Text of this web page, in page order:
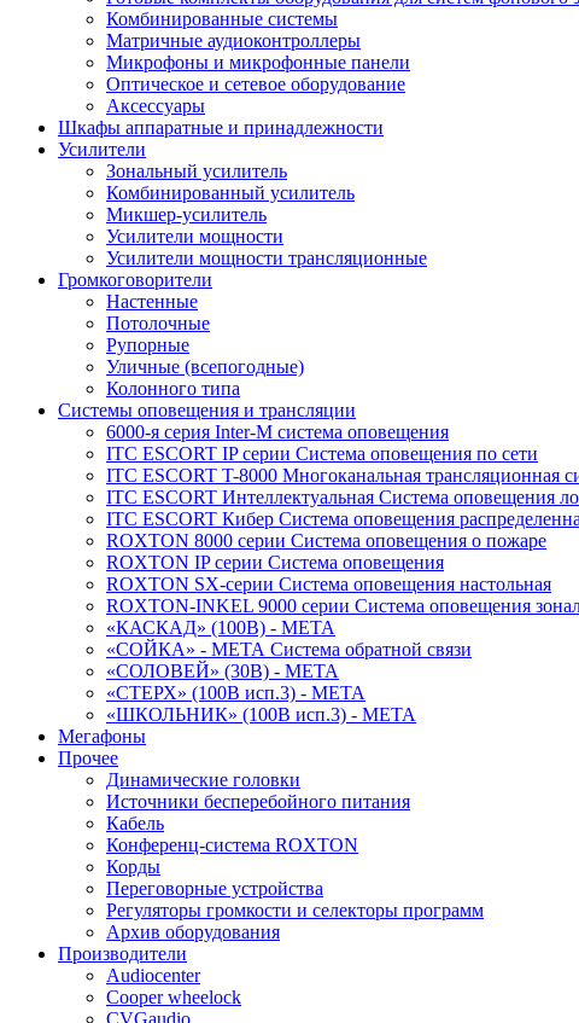
Комбинированные системы
Матричные аудиоконтроллеры
Микрофоны и микрофонные панели
Оптическое и сетевое оборудование
Аксессуары
Шкафы аппаратные и принадлежности
Усилители
Зональный усилитель
Комбинированный усилитель
Микшер-усилитель
Усилители мощности
Усилители мощности трансляционные
Громкоговорители
Настенные
Потолочные
Рупорные
Уличные (всепогодные)
Колонного типа
Системы оповещения и трансляции
6000-я серия Inter-M система оповещения
ITC ESCORT IP серии Система оповещения по сети
ITC ESCORT T-8000 Многоканальная трансляционная
ITC ESCORT Интеллектуальная Система оповещения
ITC ESCORT Кибер Система оповещения
ROXTON 8000 серии Система оповещения о пожаре
ROXTON IP серии Система оповещения
ROXTON SX-серии Система оповещения настольная
ROXTON-INKEL 9000 серии Система оповещения
«КАСКАД» (100В) - МЕТА
«СОЙКА» - МЕТА Система обратной связи
«СОЛОВЕЙ» (30В) - МЕТА
«СТЕРХ» (100В исп.3) - МЕТА
«ШКОЛЬНИК» (100В исп.3) - МЕТА
Мегафоны
Прочее
Динамические головки
Источники бесперебойного питания
Кабель
Конференц-система ROXTON
Корды
Переговорные устройства
Регуляторы громкости и селекторы программ
Архив оборудования
Производители
Audiocenter
Cooper wheelock
CVGaudio